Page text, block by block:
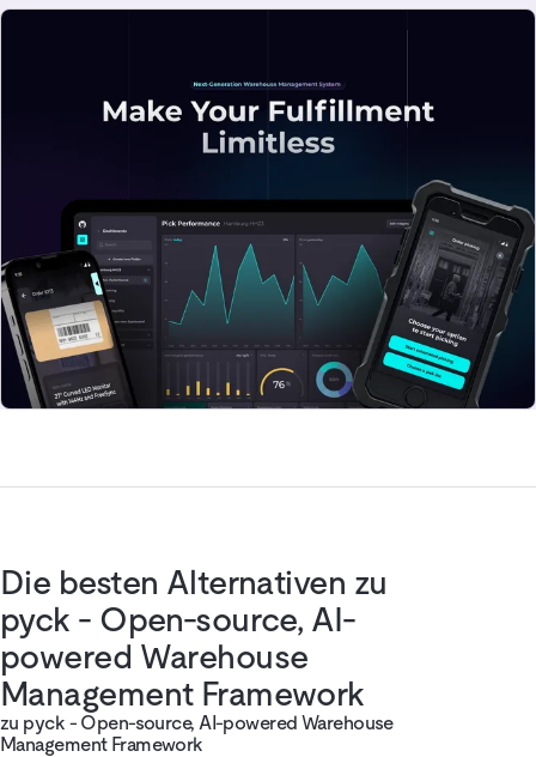
Die besten Alternativen zu
pyck - Open-source, AI-
powered Warehouse
Management Framework
zu pyck - Open-source, AI-powered Warehouse
Management Framework